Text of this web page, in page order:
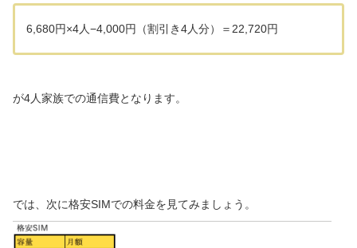
6,680円×4人−4,000円（割引き4人分）＝22,720円
が4人家族での通信費となります。
では、次に格安SIMでの料金を見てみましょう。